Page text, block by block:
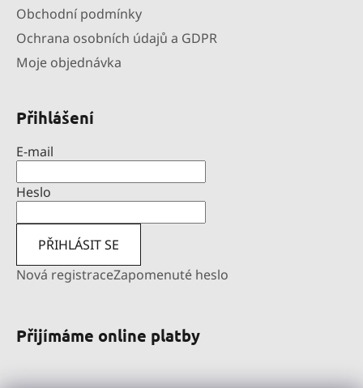
Obchodní podmínky
Ochrana osobních údajů a GDPR
Moje objednávka
Přihlášení
E-mail
Heslo
PŘIHLÁSIT SE
Nová registraceZapomenuté heslo
Přijímáme online platby